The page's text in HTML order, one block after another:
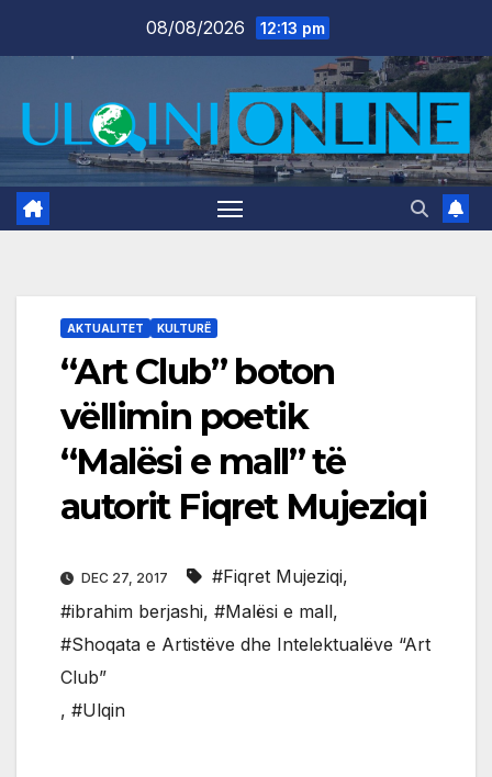
08/08/2026 12:13 pm
AKTUALITET KULTURË
“Art Club” boton
vëllimin poetik
“Malësi e mall” të
autorit Fiqret Mujeziqi
DEC 27, 2017 #Fiqret Mujeziqi,
#ibrahim berjashi, #Malësi e mall,
#Shoqata e Artistëve dhe Intelektualëve “Art
Club”
, #Ulqin